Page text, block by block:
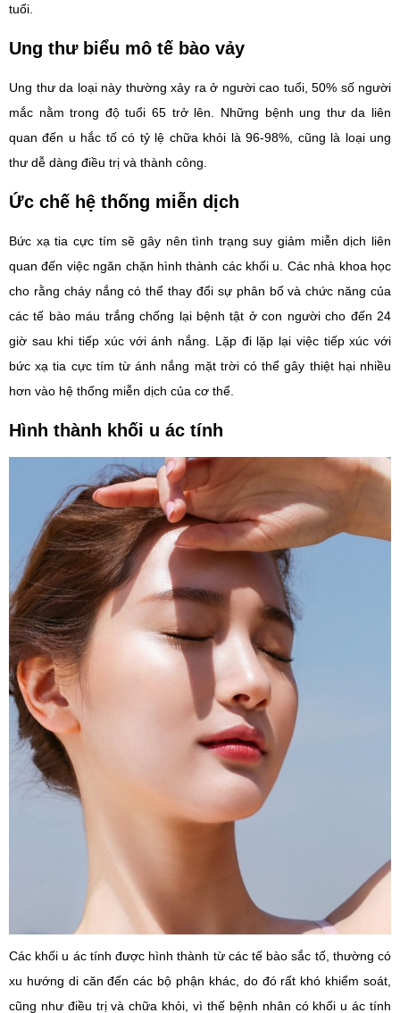
tuổi.
Ung thư biểu mô tế bào vảy
Ung thư da loại này thường xảy ra ở người cao tuổi, 50% số người
mắc nằm trong độ tuổi 65 trở lên. Những bệnh ung thư da liên
quan đến u hắc tố có tỷ lệ chữa khỏi là 96-98%, cũng là loại ung
thư dễ dàng điều trị và thành công.
Ức chế hệ thống miễn dịch
Bức xạ tia cực tím sẽ gây nên tình trạng suy giảm miễn dịch liên
quan đến việc ngăn chặn hình thành các khối u. Các nhà khoa học
cho rằng cháy nắng có thể thay đổi sự phân bố và chức năng của
các tế bào máu trắng chống lại bệnh tật ở con người cho đến 24
giờ sau khi tiếp xúc với ánh nắng. Lặp đi lặp lại việc tiếp xúc với
bức xạ tia cực tím từ ánh nắng mặt trời có thể gây thiệt hại nhiều
hơn vào hệ thống miễn dịch của cơ thể.
Hình thành khối u ác tính
Các khối u ác tính được hình thành từ các tế bào sắc tố, thường có
xu hướng di căn đến các bộ phận khác, do đó rất khó khiểm soát,
cũng như điều trị và chữa khỏi, vì thế bệnh nhân có khối u ác tính